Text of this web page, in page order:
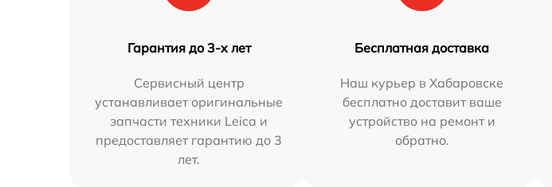
Гарантия до 3-х лет
Сервисный центр
устанавливает оригинальные
запчасти техники Leica и
предоставляет гарантию до 3
лет.
Бесплатная доставка
Наш курьер в Хабаровске
бесплатно доставит ваше
устройство на ремонт и
обратно.